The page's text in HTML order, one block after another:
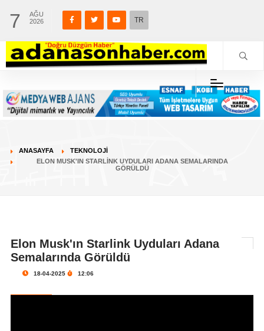
7
AĞU
2026
TR
ANASAYFA
TEKNOLOJİ
ELON MUSK'IN STARLINK UYDULARI ADANA SEMALARINDA
GÖRÜLDÜ
Elon Musk'ın Starlink Uyduları Adana
Semalarında Görüldü
18-04-2025 12:06